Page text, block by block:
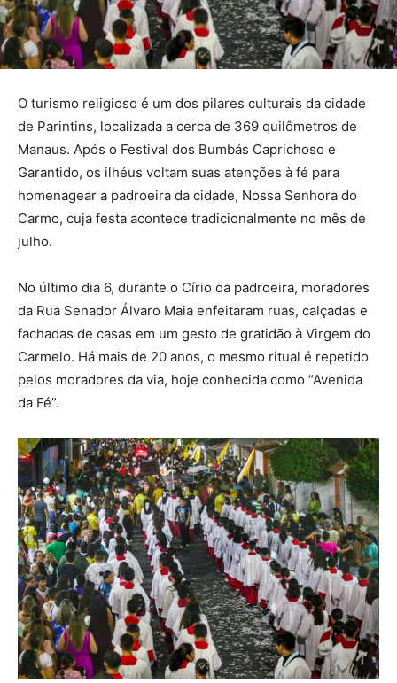
O turismo religioso é um dos pilares culturais da cidade
de Parintins, localizada a cerca de 369 quilômetros de
Manaus. Após o Festival dos Bumbás Caprichoso e
Garantido, os ilhéus voltam suas atenções à fé para
homenagear a padroeira da cidade, Nossa Senhora do
Carmo, cuja festa acontece tradicionalmente no mês de
julho.
No último dia 6, durante o Círio da padroeira, moradores
da Rua Senador Álvaro Maia enfeitaram ruas, calçadas e
fachadas de casas em um gesto de gratidão à Virgem do
Carmelo. Há mais de 20 anos, o mesmo ritual é repetido
pelos moradores da via, hoje conhecida como “Avenida
da Fé”.